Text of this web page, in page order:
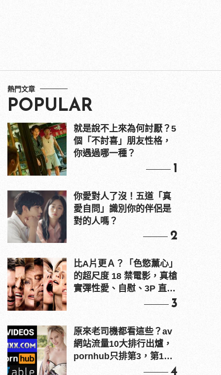
熱門文章
POPULAR
就是說不上來為何討厭？5
個「不討喜」朋友性格，
你遇過哪一種？
1
你愛對人了沒！五道「真
愛自問」識別你的伴侶是
對的人嗎？
2
比A片更Ａ？「色慾薰心」
的超尺度 18 禁電影，真槍
實彈性愛、自慰、3P 直接
3
原來老司機都看這些？av
網站流量10大排行出爐，
pornhub只排第3，第1名
4